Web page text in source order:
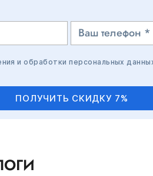
и обработки персональных
ПОЛУЧИТЬ СКИДКУ 7%